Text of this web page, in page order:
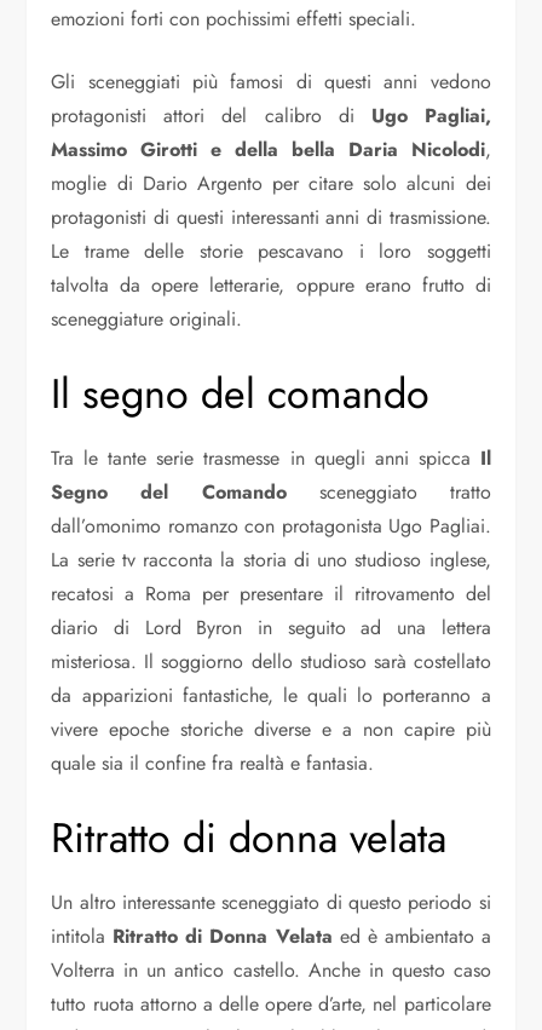
emozioni forti con pochissimi effetti speciali.
Gli sceneggiati più famosi di questi anni vedono
protagonisti attori del calibro di Ugo Pagliai,
Massimo Girotti e della bella Daria Nicolodi,
moglie di Dario Argento per citare solo alcuni dei
protagonisti di questi interessanti anni di trasmissione.
Le trame delle storie pescavano i loro soggetti
talvolta da opere letterarie, oppure erano frutto di
sceneggiature originali.
Il segno del comando
Tra le tante serie trasmesse in quegli anni spicca Il
Segno del Comandosceneggiato tratto
dall’omonimo romanzo con protagonista Ugo Pagliai.
La serie tv racconta la storia di uno studioso inglese,
recatosi a Roma per presentare il ritrovamento del
diario di Lord Byron in seguito ad una lettera
misteriosa. Il soggiorno dello studioso sarà costellato
da apparizioni fantastiche, le quali lo porteranno a
vivere epoche storiche diverse e a non capire più
quale sia il confine fra realtà e fantasia.
Ritratto di donna velata
Un altro interessante sceneggiato di questo periodo si
intitola Ritratto di Donna Velata ed è ambientato a
Volterra in un antico castello. Anche in questo caso
tutto ruota attorno a delle opere d’arte, nel particolare